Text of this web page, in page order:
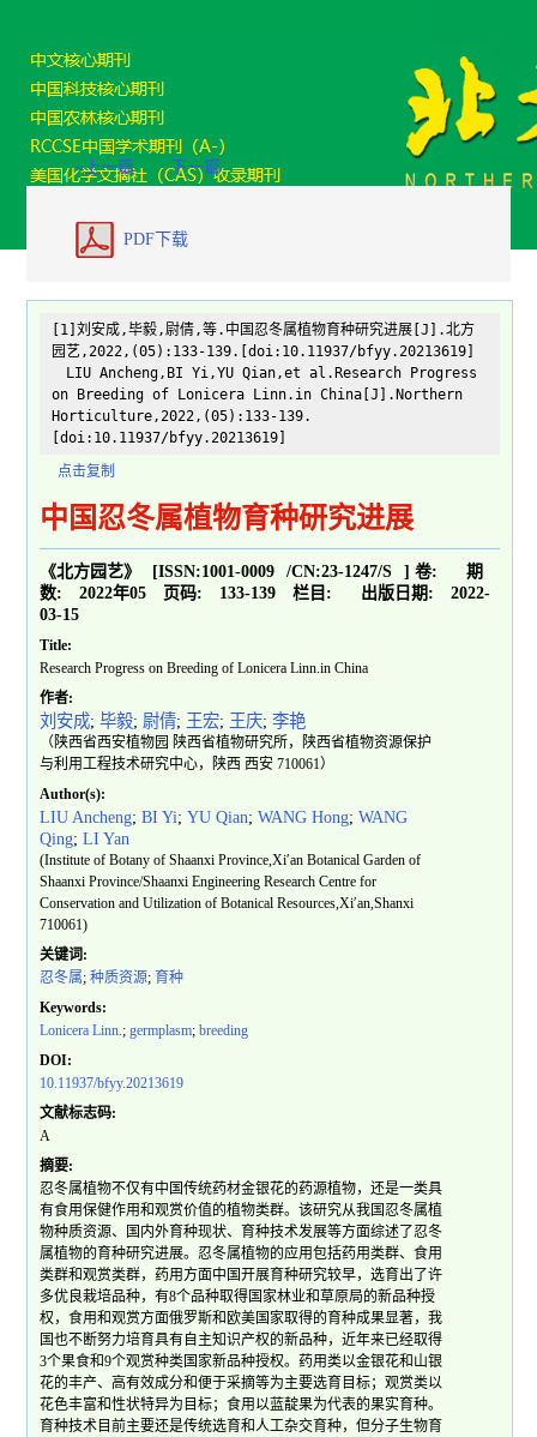
«上一篇 下一篇
PDF下载
[1]刘安成,毕毅,尉倩,等.中国忍冬属植物育种研究进展[J].北方
园艺,2022,(05):133-139.[doi:10.11937/bfyy.20213619]
LIU Ancheng,BI Yi,YU Qian,et al.Research Progress
on Breeding of Lonicera Linn.in China[J].Northern
Horticulture,2022,(05):133-139.
[doi:10.11937/bfyy.20213619]
点击复制
中国忍冬属植物育种研究进展
《北方园艺》 [ISSN:1001-0009 /CN:23-1247/S ]卷:
期
数:
2022年05 页码: 133-139 栏目: 出版日期:
2022-
03-15
Title:
Research Progress on Breeding of Lonicera Linn.in China
作者:
刘安成;毕毅;尉倩; 王宏; 王庆;李艳
（陕西省西安植物园 陕西省植物研究所，陕西省植物资源保护
与利用工程技术研究中心，陕西 西安 710061）
Author(s):
LIU Ancheng;BI Yi;YU Qian;WANG Hong;WANG
Qing;LI Yan
(Institute of Botany of Shaanxi Province,Xi′an Botanical Garden of
Shaanxi Province/Shaanxi Engineering Research Centre for
Conservation and Utilization of Botanical Resources,Xi′an,Shanxi
710061)
关键词:
忍冬属;种质资源; 育种
Keywords:
Lonicera Linn.;germplasm;breeding
DOI:
10.11937/bfyy.20213619
文献标志码:
A
摘要:
忍冬属植物不仅有中国传统药材金银花的药源植物，还是一类具
有食用保健作用和观赏价值的植物类群。该研究从我国忍冬属植
物种质资源、国内外育种现状、育种技术发展等方面综述了忍冬
属植物的育种研究进展。忍冬属植物的应用包括药用类群、食用
类群和观赏类群，药用方面中国开展育种研究较早，选育出了许
多优良栽培品种，有8个品种取得国家林业和草原局的新品种授
权，食用和观赏方面俄罗斯和欧美国家取得的育种成果显著，我
国也不断努力培育具有自主知识产权的新品种，近年来已经取得
3个果食和9个观赏种类国家新品种授权。药用类以金银花和山银
花的丰产、高有效成分和便于采摘等为主要选育目标；观赏类以
花色丰富和性状特异为目标；食用以蓝靛果为代表的果实育种。
育种技术目前主要还是传统选育和人工杂交育种，但分子生物育